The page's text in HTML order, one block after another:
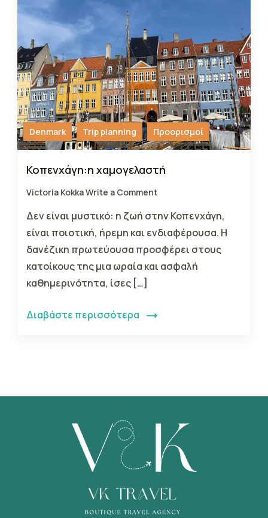
Denmark Trip planning Προορισμοί
Κοπενχάγη:η χαμογελαστή
Victoria KokkaWrite a Comment
Δεν είναι μυστικό: η ζωή στην Κοπενχάγη,
είναι ποιοτική, ήρεμη και ενδιαφέρουσα. Η
δανέζικη πρωτεύουσα προσφέρει στους
κατοίκους της μια ωραία και ασφαλή
καθημερινότητα, ίσες […]
Διαβάστε περισσότερα